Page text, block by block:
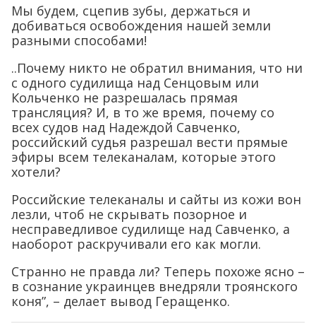
Мы будем, сцепив зубы, держаться и
добиваться освобождения нашей земли
разными способами!
..Почему никто не обратил внимания, что ни
с одного судилища над Сенцовым или
Кольченко не разрешалась прямая
трансляция? И, в то же время, почему со
всех судов над Надеждой Савченко,
российский судья разрешал вести прямые
эфиры всем телеканалам, которые этого
хотели?
Российские телеканалы и сайты из кожи вон
лезли, чтоб не скрывать позорное и
несправедливое судилище над Савченко, а
наоборот раскручивали его как могли.
Странно не правда ли? Теперь похоже ясно –
в сознание украинцев внедряли троянского
коня”, – делает вывод Геращенко.